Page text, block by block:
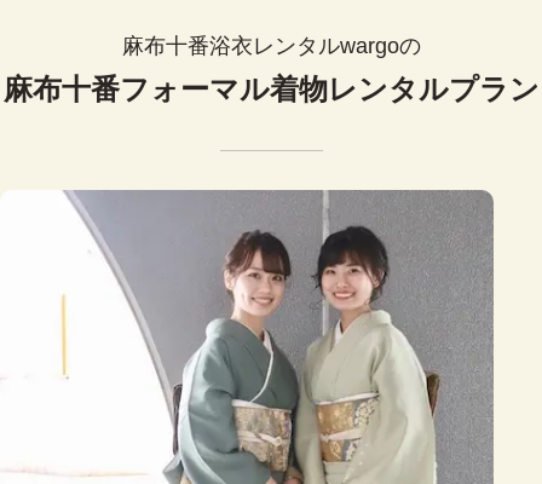
麻布十番浴衣レンタルwargoの
麻布十番フォーマル着物レンタルプラン